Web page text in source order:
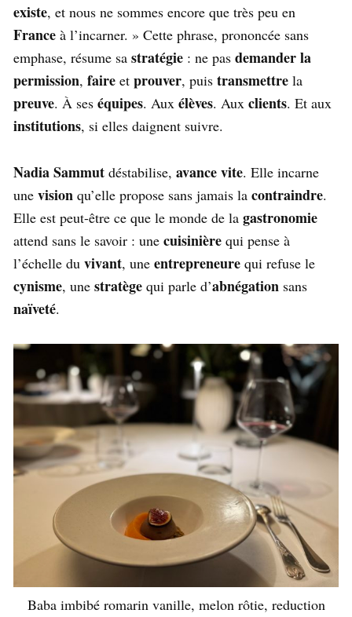
existe, et nous ne sommes encore que très peu en
France à l’incarner. » Cette phrase, prononcée sans
emphase, résume sa stratégie : ne pas demander la
permission, faire et prouver, puis transmettre la
preuve. À ses équipes. Aux élèves. Aux clients. Et aux
institutions, si elles daignent suivre.
Nadia Sammut déstabilise, avance vite. Elle incarne
une vision qu’elle propose sans jamais la contraindre.
Elle est peut-être ce que le monde de la gastronomie
attend sans le savoir : une cuisinière qui pense à
l’échelle du vivant, une entrepreneure qui refuse le
cynisme, une stratège qui parle d’abnégation sans
naïveté.
Baba imbibé romarin vanille, melon rôtie, reduction